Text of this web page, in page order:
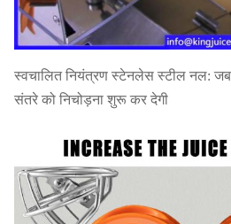
लोडिंग
120PCS
स्वचालित नियंत्रण स्टेनलेस स्टील नल:
संतरे को निचोड़ना शुरू कर देगी